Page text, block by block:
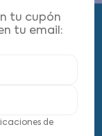
Guía de tallas.
tu cupón
tu email:
de